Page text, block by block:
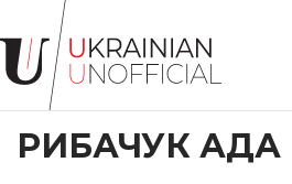
Головна
Про
проєкт
Художники
РИБАЧУК АДА